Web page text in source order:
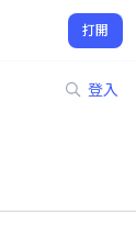
打開
登入